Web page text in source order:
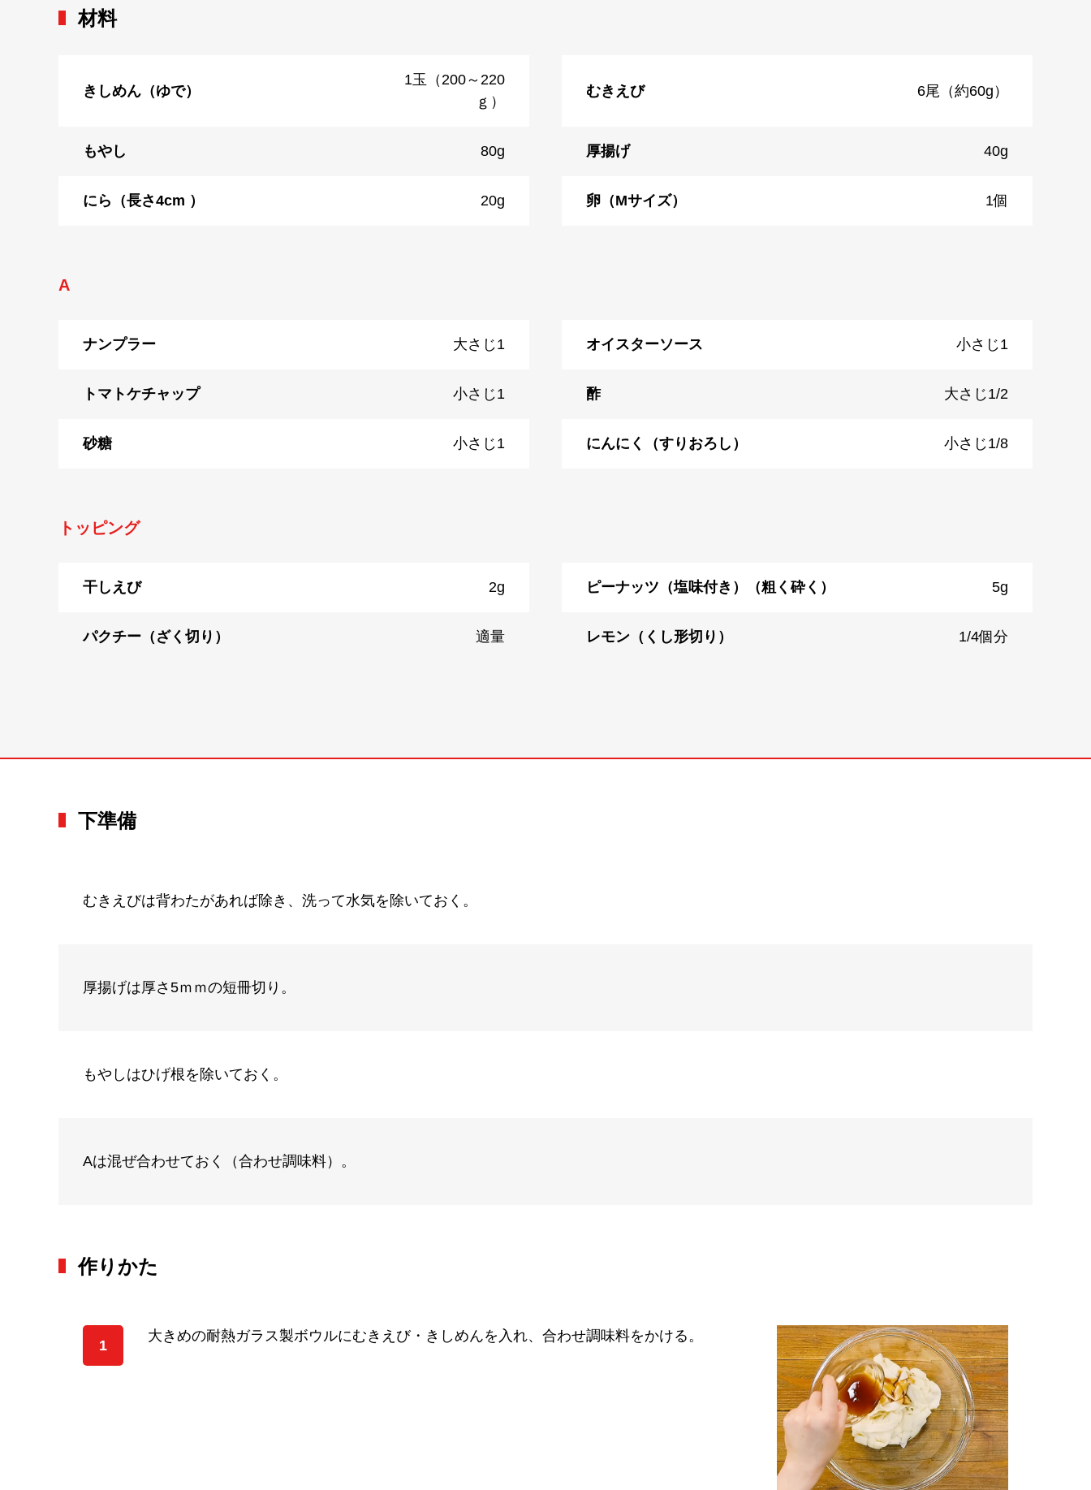
材料
きしめん（ゆで）
1玉（200～220
ｇ）
むきえび 6尾（約60g）
もやし 80g 厚揚げ 40g
にら（長さ4cm ） 20g 卵（Mサイズ） 1個
A
ナンプラー 大さじ1 オイスターソース 小さじ1
トマトケチャップ 小さじ1 酢 大さじ1/2
砂糖 小さじ1 にんにく（すりおろし） 小さじ1/8
トッピング
干しえび 2g ピーナッツ（塩味付き）（粗く砕く） 5g
パクチー（ざく切り） 適量 レモン（くし形切り） 1/4個分
下準備
むきえびは背わたがあれば除き、洗って水気を除いておく。
厚揚げは厚さ5ｍｍの短冊切り。
もやしはひげ根を除いておく。
Aは混ぜ合わせておく（合わせ調味料）。
作りかた
1
大きめの耐熱ガラス製ボウルにむきえび・きしめんを入れ、合わせ調味料をかける。